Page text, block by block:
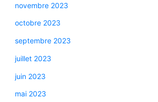
novembre 2023
octobre 2023
septembre 2023
juillet 2023
juin 2023
mai 2023